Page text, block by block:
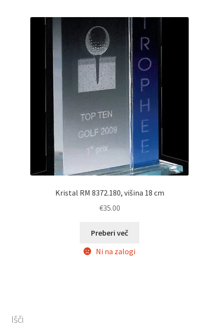
Kristal RM 8372.180, višina 18 cm
€35.00
Preberi več
Ni na zalogi
Išči